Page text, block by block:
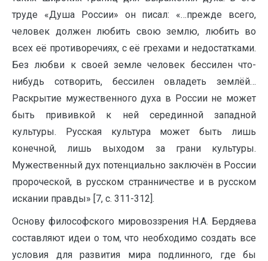
труде «Душа России» он писал: «…прежде всего,
человек должен любить свою землю, любить во
всех её противоречиях, с её грехами и недостатками.
Без любви к своей земле человек бессилен что-
нибудь сотворить, бессилен овладеть землёй…
Раскрытие мужественного духа в России не может
быть прививкой к ней серединной западной
культуры. Русская культура может быть лишь
конечной, лишь выходом за грани культуры.
Мужественный дух потенциально заключён в России
пророческой, в русском странничестве и в русском
искании правды» [7, с. 311-312].
Основу философского мировоззрения Н.А. Бердяева
составляют идеи о том, что необходимо создать все
условия для развития мира подлинного, где бы